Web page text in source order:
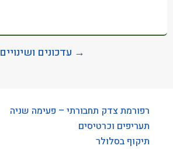
→ עדכונים ושינויים
רפורמת צדק תחבורתי – פעימה שניה
תעריפים וכרטיסים
תיקוף בסלולר